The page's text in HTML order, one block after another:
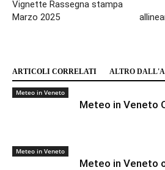
Vignette Rassegna stampa
Marzo 2025
ARTICOLI CORRELATI ALTRO
Meteo in Veneto
Meteo in Veneto
Meteo in Veneto
Meteo in Veneto